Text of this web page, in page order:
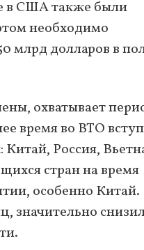
в США также были
необходимо
млрд долларов в
охватывает
время во ВТО
Китай, Россия,
стран на время
особенно Китай.
значительно